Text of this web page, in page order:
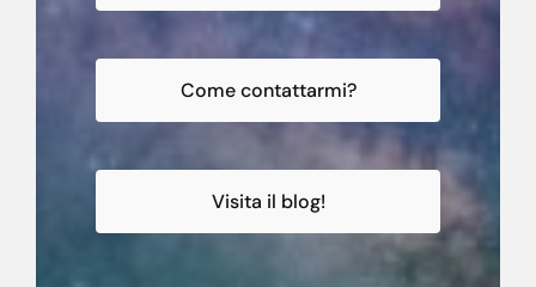
Come contattarmi?
Visita il blog!